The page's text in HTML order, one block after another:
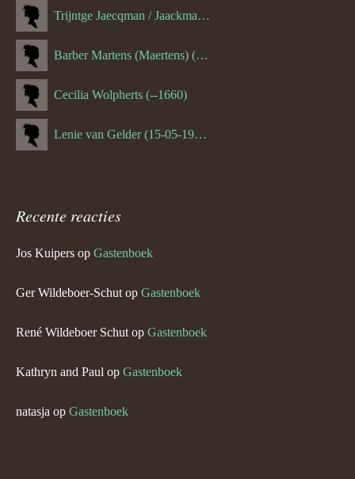
Trijntge Jaecqman / Jaackman (--1651)
Barber Martens (Maertens) (--1658)
Cecilia Wolpherts (--1660)
Lenie van Gelder (15-05-1970)
Recente reacties
Jos Kuipers op Gastenboek
Ger Wildeboer-Schut op Gastenboek
René Wildeboer Schut op Gastenboek
Kathryn and Paul op Gastenboek
natasja op Gastenboek